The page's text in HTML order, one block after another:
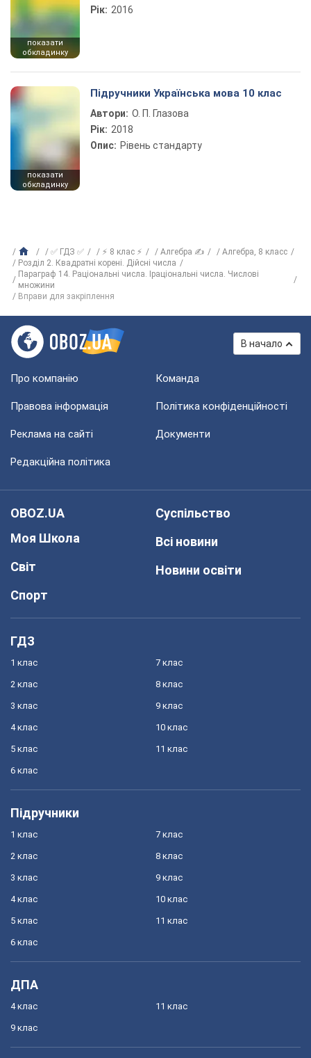
показати
обкладинку
Рік: 2016
показати
обкладинку
Підручники Українська мова 10 клас
Автори: О. П. Глазова
Рік: 2018
Опис: Рівень стандарту
✅ ГДЗ ✅ ⚡ 8 клас ⚡ Алгебра ✍
Алгебра, 8 класс
Розділ 2. Квадратні корені. Дійсні числа
Параграф 14. Раціональні числа. Іраціональні числа. Числові
множини
Вправи для закріплення
В начало
Про компанію Команда
Правова інформація Політика конфіденційності
Реклама на сайті Документи
Редакційна політика
OBOZ.UA
Моя Школа
Світ
Спорт
Суспільство
Всі новини
Новини освіти
ГДЗ
1 клас
2 клас
3 клас
4 клас
5 клас
6 клас
7 клас
8 клас
9 клас
10 клас
11 клас
Підручники
1 клас
2 клас
3 клас
4 клас
5 клас
6 клас
7 клас
8 клас
9 клас
10 клас
11 клас
ДПА
4 клас
9 клас
11 клас